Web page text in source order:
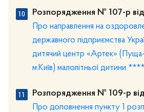
Розпорядження № 107-р
Про направлення на
державного підприємства
дитячий центр «Артек» (Пуща-
м.Київ) малолітньої дитини
Розпорядження № 109-р
Про доповнення пункту 1